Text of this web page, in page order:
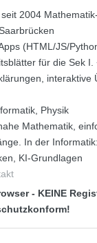
2004
(HTML/JS/
für die Sek I.
interaktive
Physik
Mathematik,
In der
KI-Grundlagen
- KEINE